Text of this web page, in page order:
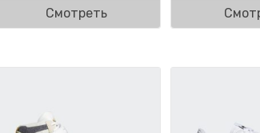
Смотреть